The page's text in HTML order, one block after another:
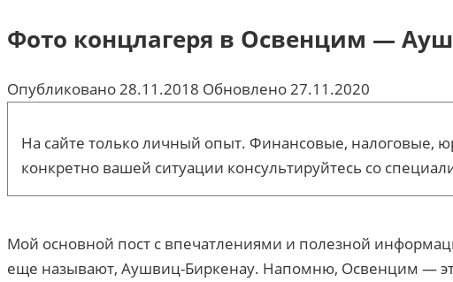
Фото концлагеря в Освенцим —
Опубликовано28.11.2018 Обновлено27.11.2020
На сайте только личный опыт. Финансовые, налоговые,
конкретно вашей ситуации консультируйтесь со
Мой основной пост с впечатлениями и полезной
еще называют, Аушвиц-Биркенау. Напомню, Освенцим —